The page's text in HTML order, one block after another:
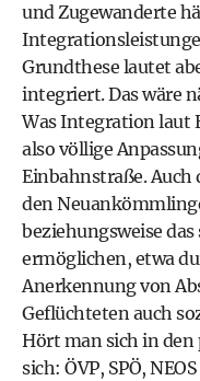
und Zugewanderte
Grundthese lautet
integriert. Das wäre
Was Integration laut
also völlige
Einbahnstraße.
den
beziehungsweise
ermöglichen, etwa
Anerkennung von
Geflüchteten auch
Hört man sich in
sich: ÖVP, SPÖ,